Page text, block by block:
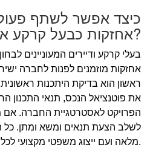
כיצד אפשר לשתף
אחזקות כבעל קרקע או דייר?
בעלי קרקע ודיירים המעוניינים
אחזקות מוזמנים לפנות לחברה
ראשון הוא בדיקת היתכנות
את פוטנציאל הנכס, תנאי התכנון
הפרויקט לאסטרטגיית החברה. אם
לשלב הצעת תנאים ומשא ומתן. כל
מלאה ועם ייצוג משפטי מקצועי לכל הצדדים.